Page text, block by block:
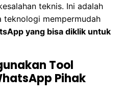
teknis. Ini adalah
teknologi mempermudah
yang bisa diklik untuk
Tool
Pihak